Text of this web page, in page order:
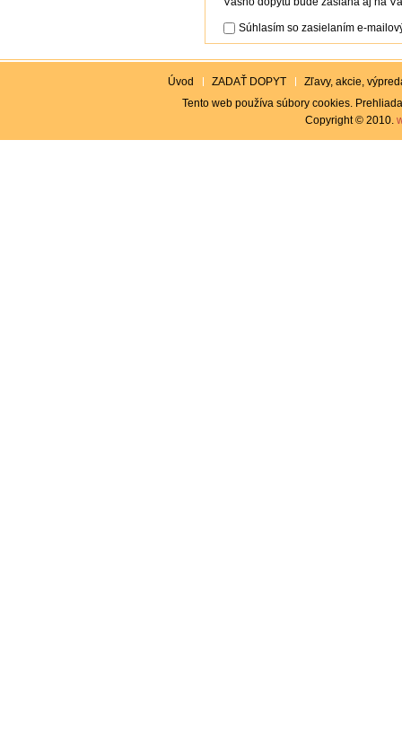
Súhlasím so zasielaním e-
Úvod ZADAŤ DOPYT
Zľavy, akcie,
Tento web používa súbory cookies.
Copyright © 2010.